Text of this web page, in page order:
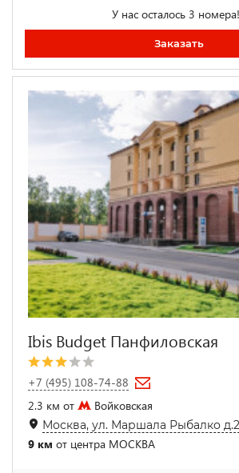
У нас осталось 3 номера!
Заказать
Ibis Budget Панфиловская
+7 (495) 108-74-88
2.3 км от
Войковская
Москва, ул. Маршала Рыбалко
9 км от центра МОСКВА